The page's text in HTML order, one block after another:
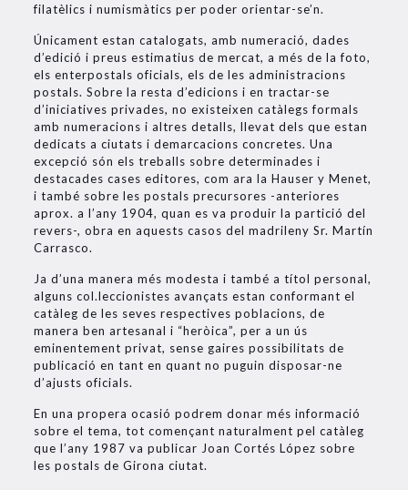
filatèlics i numismàtics per poder orientar-se’n.
Únicament estan catalogats, amb numeració, dades
d’edició i preus estimatius de mercat, a més de la foto,
els enterpostals oficials, els de les administracions
postals. Sobre la resta d’edicions i en tractar-se
d’iniciatives privades, no existeixen catàlegs formals
amb numeracions i altres detalls, llevat dels que estan
dedicats a ciutats i demarcacions concretes. Una
excepció són els treballs sobre determinades i
destacades cases editores, com ara la Hauser y Menet,
i també sobre les postals precursores -anteriores
aprox. a l’any 1904, quan es va produir la partició del
revers-, obra en aquests casos del madrileny Sr. Martín
Carrasco.
Ja d’una manera més modesta i també a títol personal,
alguns col.leccionistes avançats estan conformant el
catàleg de les seves respectives poblacions, de
manera ben artesanal i “heròica”, per a un ús
eminentement privat, sense gaires possibilitats de
publicació en tant en quant no puguin disposar-ne
d’ajusts oficials.
En una propera ocasió podrem donar més informació
sobre el tema, tot començant naturalment pel catàleg
que l’any 1987 va publicar Joan Cortés López sobre
les postals de Girona ciutat.